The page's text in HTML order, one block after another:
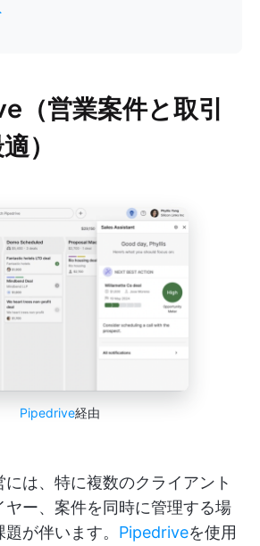
（営業案件と取引
）
Pipedrive経由
は、特に複数のクライアント
ヤー、案件を同時に管理する場
が伴います。 Pipedriveを使用